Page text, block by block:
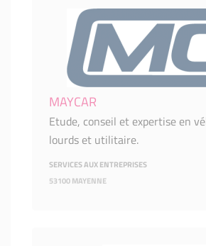
MAYCAR
Etude, conseil et expertise en
lourds et utilitaire.
SERVICES AUX ENTREPRISES
53100 MAYENNE